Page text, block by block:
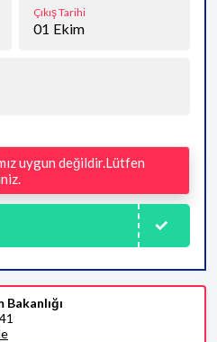
Çıkış Tarihi
01 Ekim
uygun değildir.Lütfen